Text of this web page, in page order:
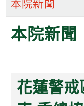
區
區
本院新聞
花蓮警